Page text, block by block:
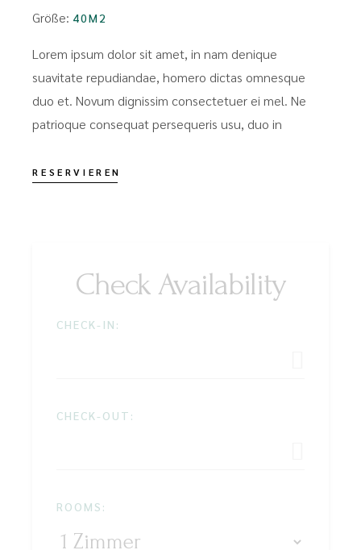
Größe: 40M2
Lorem ipsum dolor sit amet, in nam denique
suavitate repudiandae, homero dictas omnesque
duo et. Novum dignissim consectetuer ei mel. Ne
patrioque consequat persequeris usu, duo in
RESERVIEREN
Check Availability
CHECK-IN:
CHECK-OUT:
ROOMS: